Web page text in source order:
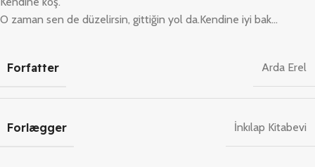
O zaman sen de düzelirsin, gittiğin yol da.Kendine iyi bak…
Forfatter Arda Erel
Forlægger İnkılap Kitabevi